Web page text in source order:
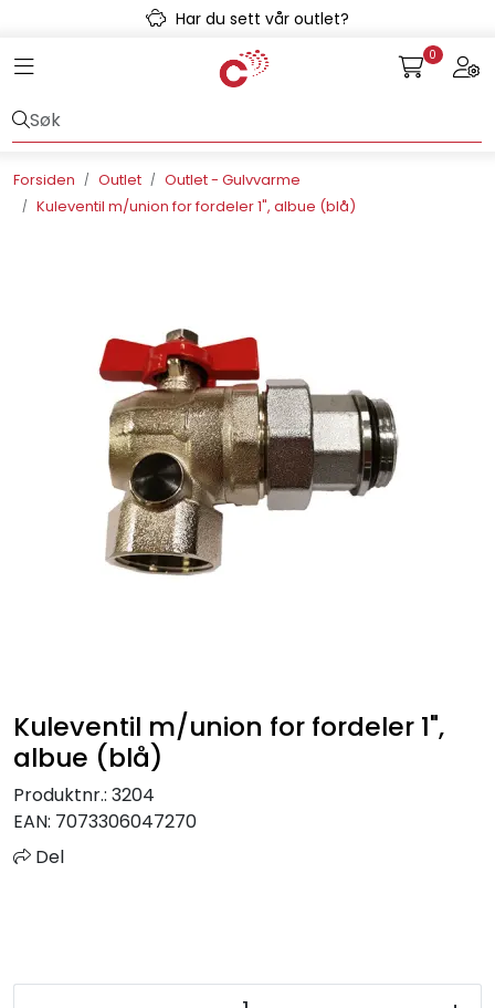
Skip to main contentHar du sett vår outlet?
Toggle navigation 0
Forsiden Outlet
Outlet - Gulvvarme
Kuleventil m/union for fordeler 1", albue (blå)
Kuleventil m/union for fordeler 1",
albue (blå)
Produktnr.: 3204
EAN: 7073306047270
Del
Kulvert
Radonsikring
Rørsystemer
Varmeanlegg
Outlet